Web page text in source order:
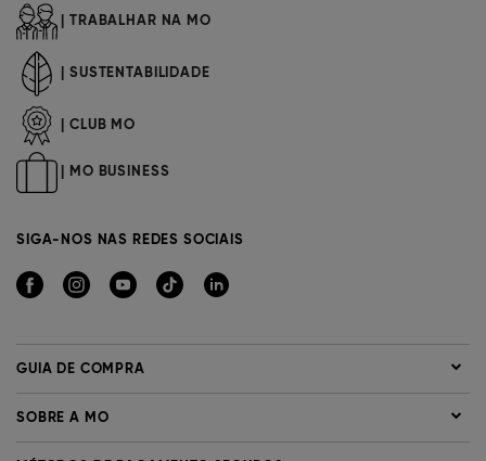
| TRABALHAR NA MO
| SUSTENTABILIDADE
| CLUB MO
| MO BUSINESS
SIGA-NOS NAS REDES SOCIAIS
GUIA DE COMPRA
SOBRE A MO